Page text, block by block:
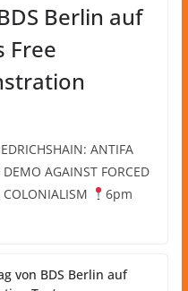
Berlin auf
Free
ANTIFA
AGAINST FORCED
COLONIALISM
6pm
von BDS Berlin auf